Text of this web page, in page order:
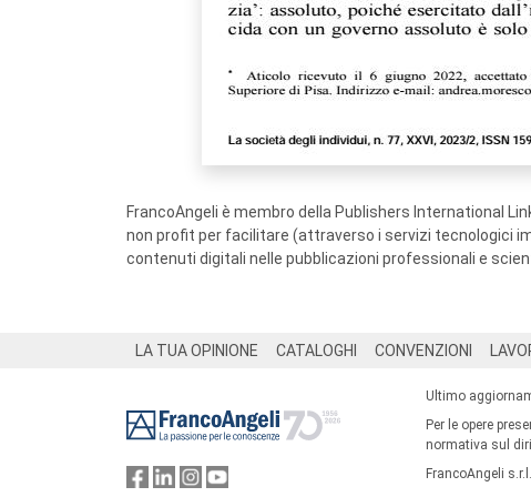
FrancoAngeli è membro della Publishers International
non profit per facilitare (attraverso i servizi tecnologici
contenuti digitali nelle pubblicazioni professionali e
LA TUA OPINIONE CATALOGHI CONVENZIONI
Ultimo
Per le opere
normativa sul
FrancoAngeli